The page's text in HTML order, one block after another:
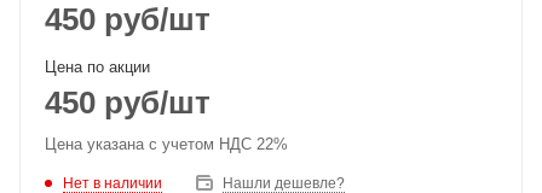
450 руб/шт
Цена по акции
450 руб/шт
Цена указана с учетом НДС 22%
Нет в наличии Нашли дешевле?